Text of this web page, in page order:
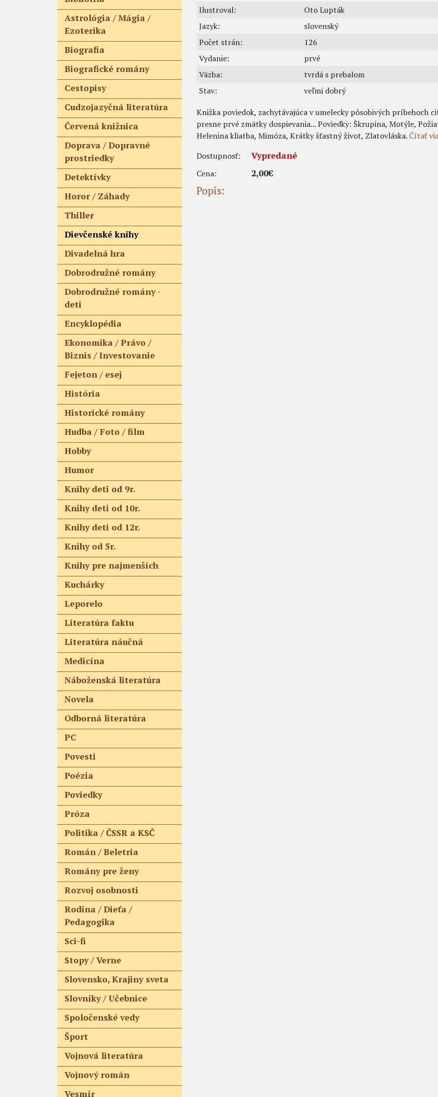
Astrológia / Mágia /
Ezoterika
Biografia
Biografické romány
Cestopisy
Cudzojazyčná literatúra
Červená knižnica
Doprava / Dopravné
prostriedky
Detektívky
Horor / Záhady
Thiller
Dievčenské knihy
Divadelná hra
Dobrodružné romány
Dobrodružné romány -
deti
Encyklopédia
Ekonomika / Právo /
Biznis / Investovanie
Fejeton / esej
História
Historické romány
Hudba / Foto / film
Hobby
Humor
Knihy deti od 9r.
Knihy deti od 10r.
Knihy deti od 12r.
Knihy od 5r.
Knihy pre najmenších
Kuchárky
Leporelo
Literatúra faktu
Literatúra náučná
Medicína
Náboženská literatúra
Novela
Odborná literatúra
PC
Povesti
Poézia
Poviedky
Próza
Politika / ČSSR a KSČ
Román / Beletria
Romány pre ženy
Rozvoj osobnosti
Rodina / Dieťa /
Pedagogika
Sci-fi
Stopy / Verne
Slovensko, Krajiny sveta
Slovníky / Učebnice
Spoločenské vedy
Šport
Vojnová literatúra
Vojnový román
Vesmír
Ilustroval:
Oto Lupták
Jazyk:
slovenský
Počet strán:
126
Vydanie:
prvé
Väzba:
tvrdá s prebalom
Stav:
veľmi dobrý
Knižka poviedok, zachytávajúca v umelecky pôsobivých príbehoch
presne prvé zmätky dospievania... Poviedky: Škrupina, Motýle,
Helenina kliatba, Mimóza, Krátky šťastný život, Zlatovláska.Čítať
Dostupnosť:
Vypredané
Cena: 2,00€
Popis: